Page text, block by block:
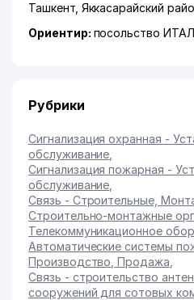
Ташкент, Яккасарайский
Ориентир: посольство
Рубрики
Сигнализация охранная -
обслуживание
Сигнализация пожарная -
обслуживание
Связь - Строительные,
Строительно-монтажные
Телекоммуникационное
Автоматические системы
Производство, Продажа
Связь - строительство
сооружений для сотовых